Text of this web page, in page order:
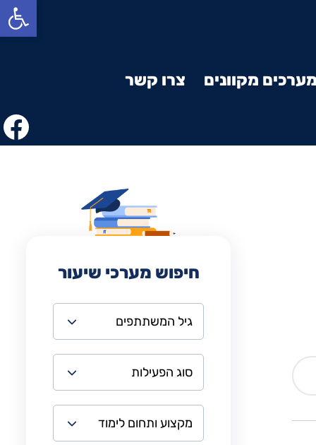
פתח סרגל נגישות
מקוונים צרו קשר
חיפוש מערכי שיעור